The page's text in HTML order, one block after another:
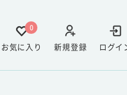
ログイ
新規登録
0
お気に入り